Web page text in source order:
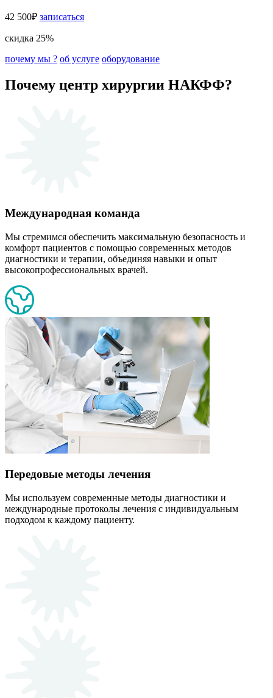
42 500₽ записаться
скидка 25%
почему мы ? об услуге оборудование
Почему центр хирургии НАКФФ?
Международная команда
Мы стремимся обеспечить максимальную безопасность и
комфорт пациентов с помощью современных методов
диагностики и терапии, объединяя навыки и опыт
высокопрофессиональных врачей.
Передовые методы лечения
Мы используем современные методы диагностики и
международные протоколы лечения с индивидуальным
подходом к каждому пациенту.